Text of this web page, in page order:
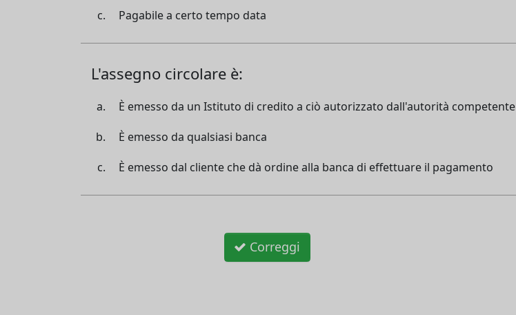
Pagabile a certo tempo data
L'assegno circolare è:
È emesso da un Istituto di credito a ciò autorizzato dall'autorità competente
È emesso da qualsiasi banca
È emesso dal cliente che dà ordine alla banca di effettuare il pagamento
Correggi